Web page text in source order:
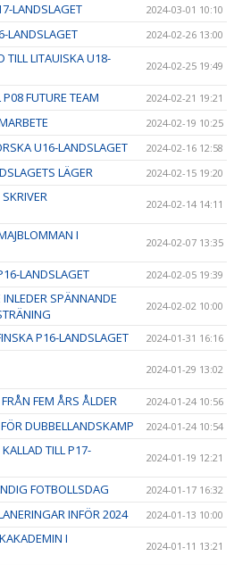
LANDSLAGET 2024-03-01 10:10
LANDSLAGET 2024-02-26 13:00
TILL LITAUISKA U18-
2024-02-25 19:49
P08 FUTURE TEAM 2024-02-21 19:21
2024-02-19 10:25
U16-LANDSLAGET 2024-02-16 12:58
LÄGER 2024-02-15 19:20
2024-02-14 14:11
I
2024-02-07 13:35
LANDSLAGET 2024-02-05 19:39
SPÄNNANDE
2024-02-02 10:00
P16-LANDSLAGET 2024-01-31 16:16
2024-01-29 13:02
FEM ÅRS ÅLDER 2024-01-24 10:56
DUBBELLANDSKAMP 2024-01-24 10:54
TILL P17-
2024-01-19 12:21
FOTBOLLSDAG 2024-01-17 16:32
INFÖR 2024 2024-01-13 10:00
I
2024-01-11 13:21